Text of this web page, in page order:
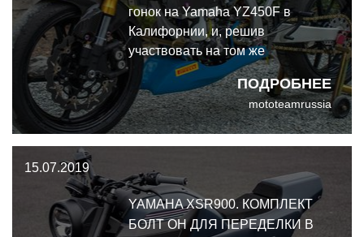
ПОДРОБНЕЕ
гонок на Yamaha YZ450F в
Калифорнии, и, решив
участвовать на том же
мотоцикле, взялся за его
адаптацию: его не только нужно
было втиснуть в рамки
требований к классу, но и
подготовить к заезду на большой
высоте. Гоночный кастом для
Пайкс Пик на базе Yamaha
YZ450F 2008.
mototeamrussia
15.07.2019
YAMAHA XSR900. КОМПЛЕКТ
БОЛТ ОН ДЛЯ ПЕРЕДЕЛКИ В